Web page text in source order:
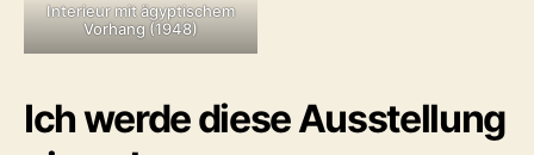
Interieur mit ägyptischem
Vorhang (1948)
Ich werde diese Ausstellung